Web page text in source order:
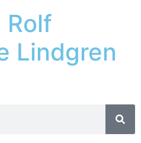
Rolf
Lindgren